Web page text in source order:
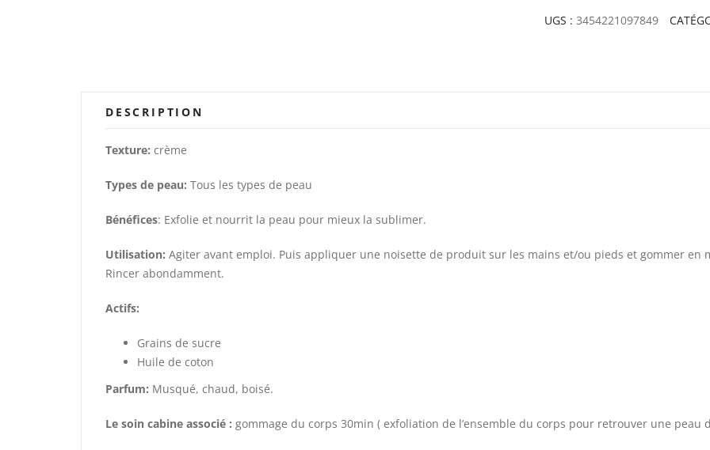
UGS : 3454221097849
DESCRIPTION
Texture: crème
Types de peau: Tous les types de peau
Bénéfices: Exfolie et nourrit la peau pour mieux la sublimer.
Utilisation: Agiter avant emploi. Puis appliquer une noisette de produit sur les mains et/ou pieds et gommer en
Rincer abondamment.
Actifs:
Grains de sucre
Huile de coton
Parfum: Musqué, chaud, boisé.
Le soin cabine associé : gommage du corps 30min ( exfoliation de l’ensemble du corps pour retrouver une peau